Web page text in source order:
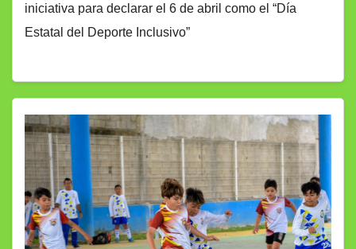
iniciativa para declarar el 6 de abril como el “Día
Estatal del Deporte Inclusivo”